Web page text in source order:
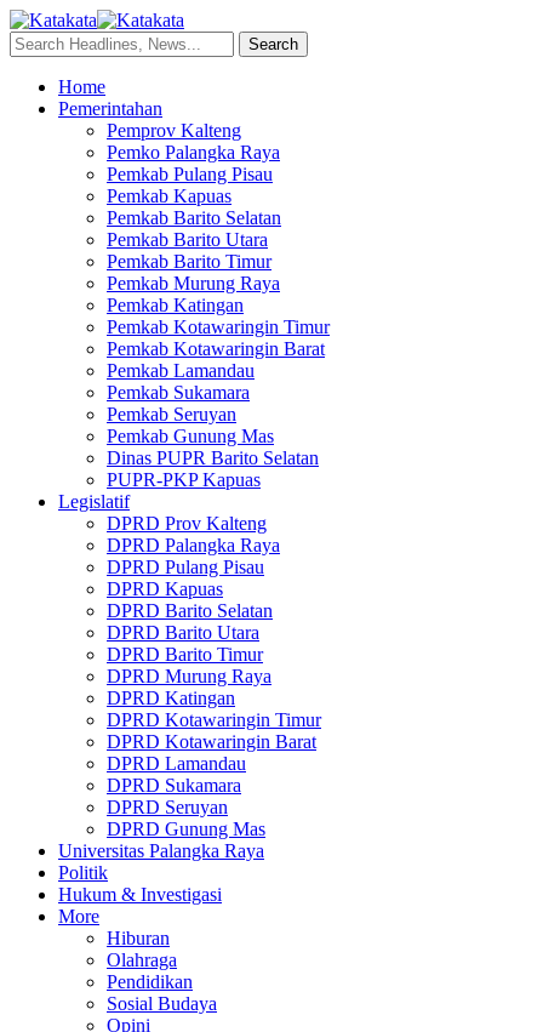
Home
Pemerintahan
Pemprov Kalteng
Pemko Palangka Raya
Pemkab Pulang Pisau
Pemkab Kapuas
Pemkab Barito Selatan
Pemkab Barito Utara
Pemkab Barito Timur
Pemkab Murung Raya
Pemkab Katingan
Pemkab Kotawaringin Timur
Pemkab Kotawaringin Barat
Pemkab Lamandau
Pemkab Sukamara
Pemkab Seruyan
Pemkab Gunung Mas
Dinas PUPR Barito Selatan
PUPR-PKP Kapuas
Legislatif
DPRD Prov Kalteng
DPRD Palangka Raya
DPRD Pulang Pisau
DPRD Kapuas
DPRD Barito Selatan
DPRD Barito Utara
DPRD Barito Timur
DPRD Murung Raya
DPRD Katingan
DPRD Kotawaringin Timur
DPRD Kotawaringin Barat
DPRD Lamandau
DPRD Sukamara
DPRD Seruyan
DPRD Gunung Mas
Universitas Palangka Raya
Politik
Hukum & Investigasi
More
Hiburan
Olahraga
Pendidikan
Sosial Budaya
Opini